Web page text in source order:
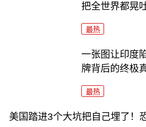
把全世界都晃
最热
一张图让印度
牌背后的终极
最热
美国踏进3个大坑把自己埋了！